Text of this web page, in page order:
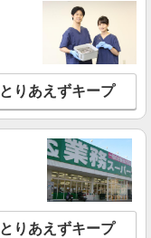
詳細を見る
とりあえずキープ
とりあえずキープ